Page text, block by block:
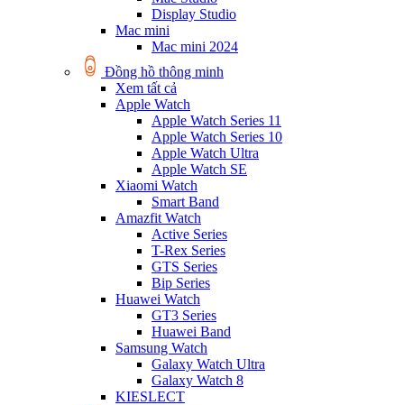
Display Studio
Mac mini
Mac mini 2024
Đồng hồ thông minh
Xem tất cả
Apple Watch
Apple Watch Series 11
Apple Watch Series 10
Apple Watch Ultra
Apple Watch SE
Xiaomi Watch
Smart Band
Amazfit Watch
Active Series
T-Rex Series
GTS Series
Bip Series
Huawei Watch
GT3 Series
Huawei Band
Samsung Watch
Galaxy Watch Ultra
Galaxy Watch 8
KIESLECT